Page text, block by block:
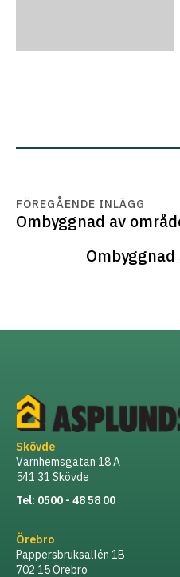
FÖREGÅENDE INLÄGG
Ombyggnad av
Skövde
Varnhemsgatan 18 A
541 31 Skövde
Tel: 0500 - 48 58 00
Örebro
Pappersbruksallén 1B
702 15 Örebro